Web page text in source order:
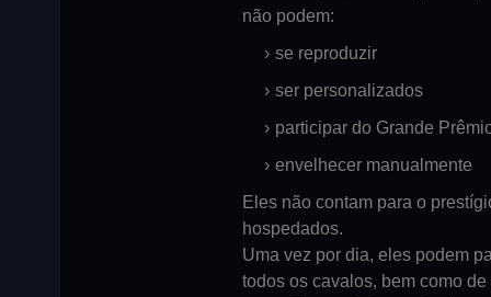
não podem:
se reproduzir
ser personalizados
participar do Grande
envelhecer manualmente
Eles não contam para o
hospedados.
Uma vez por dia, eles podem
todos os cavalos, bem como